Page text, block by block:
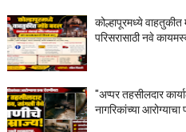
कोल्हापूरमध्ये वाहतुकीत
परिसरासाठी नवे
"अप्पर तहसीलदार
नागरिकांच्या